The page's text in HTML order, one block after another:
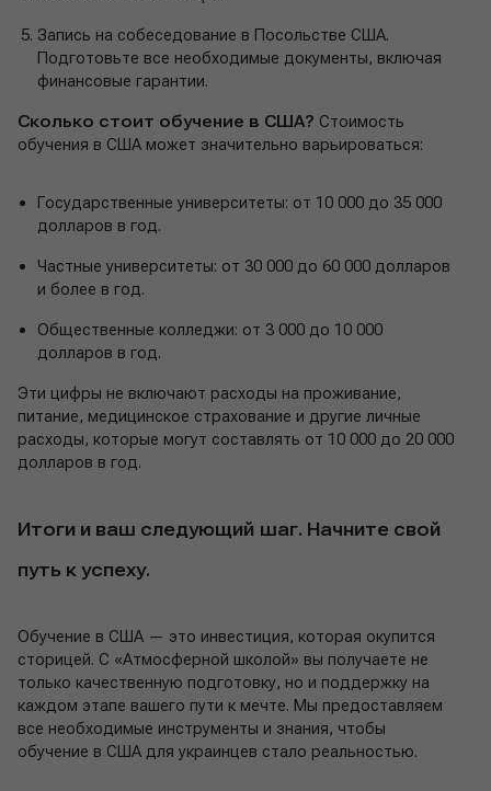
Запись на собеседование в Посольстве США.
Подготовьте все необходимые документы, включая
финансовые гарантии.
Сколько стоит обучение в США? Стоимость
обучения в США может значительно варьироваться:
Государственные университеты: от 10 000 до 35 000
долларов в год.
Частные университеты: от 30 000 до 60 000 долларов
и более в год.
Общественные колледжи: от 3 000 до 10 000
долларов в год.
Эти цифры не включают расходы на проживание,
питание, медицинское страхование и другие личные
расходы, которые могут составлять от 10 000 до 20 000
долларов в год.
Итоги и ваш следующий шаг. Начните свой
путь к успеху.
Обучение в США — это инвестиция, которая окупится
сторицей. С «Атмосферной школой» вы получаете не
только качественную подготовку, но и поддержку на
каждом этапе вашего пути к мечте. Мы предоставляем
все необходимые инструменты и знания, чтобы
обучение в США для украинцев стало реальностью.